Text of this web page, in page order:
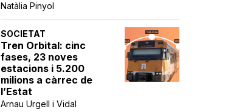
Natàlia Pinyol
SOCIETAT
Tren Orbital: cinc
fases, 23 noves
estacions i 5.200
milions a càrrec de
l’Estat
Arnau Urgell i Vidal